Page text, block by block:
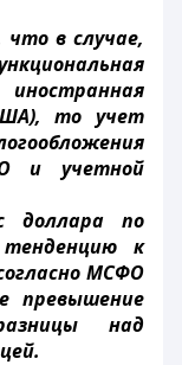
в случае,
то учет
и учетной
доллара по
к
МСФО
превышение
над